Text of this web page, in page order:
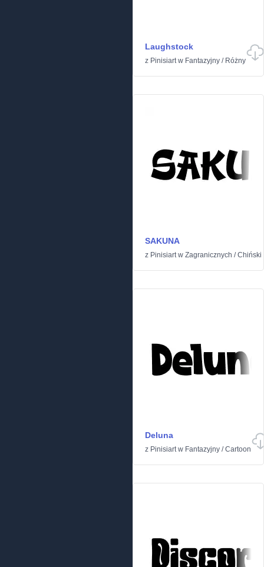
Laughstock
z Pinisiartw Fantazyjny / Różny
SAKUNA
z Pinisiartw Zagranicznych /Chiński
Deluna
z Pinisiartw Fantazyjny /Cartoon